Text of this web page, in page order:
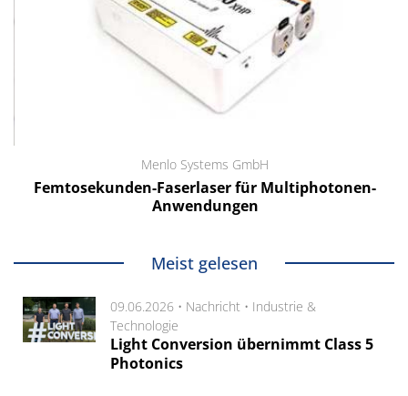
Menlo Systems GmbH
Femtosekunden-Faserlaser für Multiphotonen-
Anwendungen
Meist gelesen
09.06.2026 • Nachricht • Industrie &
Technologie
Light Conversion übernimmt Class 5
Photonics